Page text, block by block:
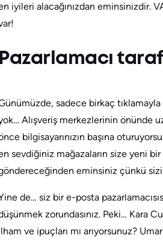
iyileri alacağınızdan eminsinizdir.
Pazarlamacı
sadece birkaç
Alışveriş merkezlerinin önünde
bilgisayarınızın başına
sevdiğiniz mağazaların size yeni
eminsiniz çünkü
de… siz bir e-posta
zorundasınız. Peki… Kara
ve ipuçları mı arıyorsunuz?